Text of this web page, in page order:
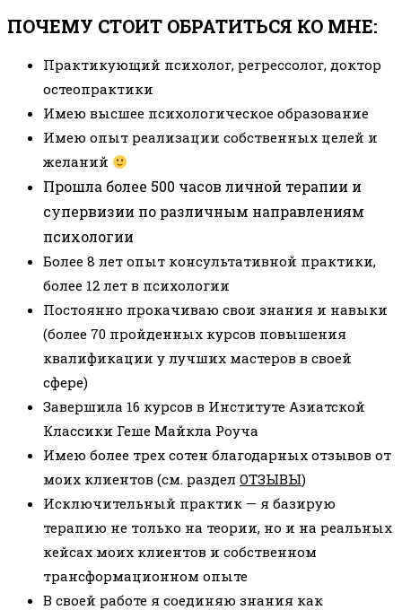
ПОЧЕМУ СТОИТ ОБРАТИТЬСЯ КО МНЕ:
Практикующий психолог, регрессолог, доктор
остеопрактики
Имею высшее психологическое образование
Имею опыт реализации собственных целей и
желаний
Прошла более 500 часов личной терапии и
супервизии по различным направлениям
психологии
Более 8 лет опыт консультативной практики,
более 12 лет в психологии
Постоянно прокачиваю свои знания и навыки
(более 70 пройденных курсов повышения
квалификации у лучших мастеров в своей
сфере)
Завершила 16 курсов в Институте Азиатской
Классики Геше Майкла Роуча
Имею более трех сотен благодарных отзывов от
моих клиентов (см. раздел ОТЗЫВЫ)
Исключительный практик — я базирую
терапию не только на теории, но и на реальных
кейсах моих клиентов и собственном
трансформационном опыте
В своей работе я соединяю знания как